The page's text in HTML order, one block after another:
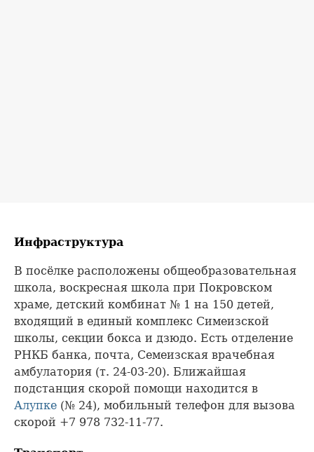
Инфраструктура
В посёлке расположены общеобразовательная
школа, воскресная школа при Покровском
храме, детский комбинат № 1 на 150 детей,
входящий в единый комплекс Симеизской
школы, секции бокса и дзюдо. Есть отделение
РНКБ банка, почта, Семеизская врачебная
амбулатория (т. 24-03-20). Ближайшая
подстанция скорой помощи находится в
Алупке (№ 24), мобильный телефон для вызова
скорой +7 978 732-11-77.